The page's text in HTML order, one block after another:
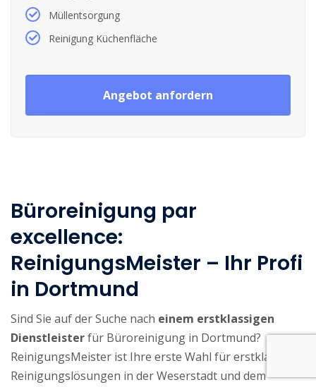
Müllentsorgung
Reinigung Küchenfläche
Angebot anfordern
Büroreinigung par
excellence:
ReinigungsMeister – Ihr Profi
in Dortmund
Sind Sie auf der Suche nach einem erstklassigen
Dienstleisterfür Büroreinigung in Dortmund?
ReinigungsMeister ist Ihre erste Wahl für erstklassige
Reinigungslösungen in der Weserstadt und dem